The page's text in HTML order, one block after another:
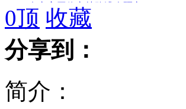
女车主因停车挡路遭人砸车
王健林登顶胡润地产富豪榜
大广高速撞车事故造成6死35伤
0顶 收藏
分享到：
简介：